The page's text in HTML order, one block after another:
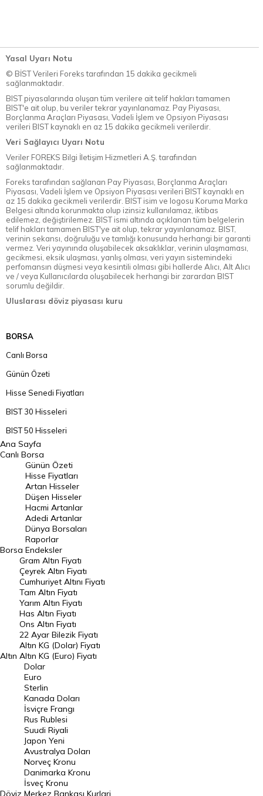
Yasal Uyarı Notu
© BİST Verileri Foreks tarafından 15 dakika gecikmeli
sağlanmaktadır.
BIST piyasalarında oluşan tüm verilere ait telif hakları tamamen
BIST'e ait olup, bu veriler tekrar yayınlanamaz. Pay Piyasası,
Borçlanma Araçları Piyasası, Vadeli İşlem ve Opsiyon Piyasası
verileri BIST kaynaklı en az 15 dakika gecikmeli verilerdir.
Veri Sağlayıcı Uyarı Notu
Veriler FOREKS Bilgi İletişim Hizmetleri A.Ş. tarafından
sağlanmaktadır.
Foreks tarafından sağlanan Pay Piyasası, Borçlanma Araçları
Piyasası, Vadeli İşlem ve Opsiyon Piyasası verileri BIST kaynaklı en
az 15 dakika gecikmeli verilerdir. BIST isim ve logosu Koruma Marka
Belgesi altında korunmakta olup izinsiz kullanılamaz, iktibas
edilemez, değiştirilemez. BIST ismi altında açıklanan tüm belgelerin
telif hakları tamamen BIST'ye ait olup, tekrar yayınlanamaz. BIST,
verinin sekansı, doğruluğu ve tamlığı konusunda herhangi bir garanti
vermez. Veri yayınında oluşabilecek aksaklıklar, verinin ulaşmaması,
gecikmesi, eksik ulaşması, yanlış olması, veri yayın sistemindeki
perfomansın düşmesi veya kesintili olması gibi hallerde Alıcı, Alt Alıcı
ve / veya Kullanıcılarda oluşabilecek herhangi bir zarardan BIST
sorumlu değildir.
Uluslarası döviz piyasası kuru
BORSA
Canlı Borsa
Günün Özeti
Hisse Senedi Fiyatları
BIST 30 Hisseleri
BIST 50 Hisseleri
BIST 100 Hisseleri
En Çok Artan Hisseler
En Çok Düşen Hisseler
Hacmi Artanlar
Geçmiş Kapanışlar
Dünya Borsaları
Raporlar
Endeksler
DÖVİZ
Döviz Kuru
Dolar Kuru
Euro Kuru
Pound Kuru
Frank Kuru
Riyal Kuru
Avustralya Doları
Danimarka Kronu Kuru
Kanada Doları Kuru
Ana Sayfa
Canlı Borsa
Borsa
Günün Özeti
Hisse Fiyatları
Artan Hisseler
Düşen Hisseler
Hacmi Artanlar
Adedi Artanlar
Dünya Borsaları
Raporlar
Endeksler
Altın
Gram Altın Fiyatı
Çeyrek Altın Fiyatı
Cumhuriyet Altını Fiyatı
Tam Altın Fiyatı
Yarım Altın Fiyatı
Has Altın Fiyatı
Ons Altın Fiyatı
22 Ayar Bilezik Fiyatı
Altın KG (Dolar) Fiyatı
Altın KG (Euro) Fiyatı
Döviz
Dolar
Euro
Sterlin
Kanada Doları
İsviçre Frangı
Rus Rublesi
Suudi Riyali
Japon Yeni
Avustralya Doları
Norveç Kronu
Danimarka Kronu
İsveç Kronu
Merkez Bankası Kurlari